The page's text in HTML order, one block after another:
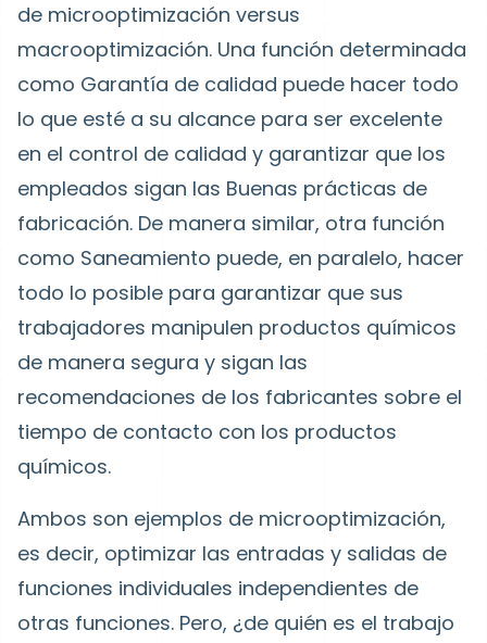
de microoptimización versus
macrooptimización. Una función determinada
como Garantía de calidad puede hacer todo
lo que esté a su alcance para ser excelente
en el control de calidad y garantizar que los
empleados sigan las Buenas prácticas de
fabricación. De manera similar, otra función
como Saneamiento puede, en paralelo, hacer
todo lo posible para garantizar que sus
trabajadores manipulen productos químicos
de manera segura y sigan las
recomendaciones de los fabricantes sobre el
tiempo de contacto con los productos
químicos.
Ambos son ejemplos de microoptimización,
es decir, optimizar las entradas y salidas de
funciones individuales independientes de
otras funciones. Pero, ¿de quién es el trabajo